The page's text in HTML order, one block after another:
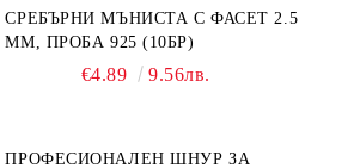
СРЕБЪРНИ МЪНИСТА С ФАСЕТ 2.5
ММ, ПРОБА 925 (10БР)
€4.89 9.56лв.
ПРОФЕСИОНАЛЕН ШНУР ЗА